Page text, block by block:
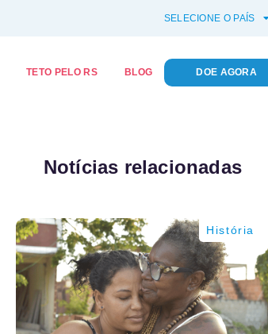
SELECIONE O PAÍS
TETO PELO RS BLOG DOE AGORA
Notícias relacionadas
História